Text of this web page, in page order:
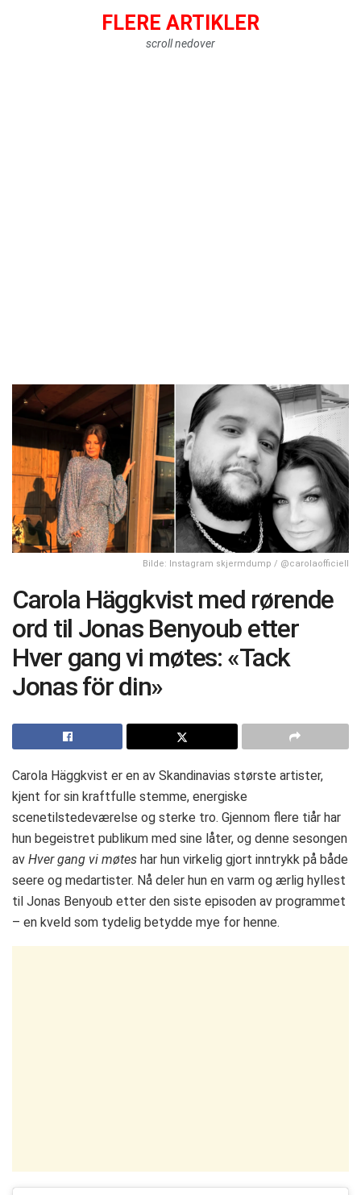
FLERE ARTIKLER
scroll nedover
Bilde: Instagram skjermdump / @carolaofficiell
Carola Häggkvist med rørende
ord til Jonas Benyoub etter
Hver gang vi møtes: «Tack
Jonas för din»
Carola Häggkvist er en av Skandinavias største artister,
kjent for sin kraftfulle stemme, energiske
scenetilstedeværelse og sterke tro. Gjennom flere tiår har
hun begeistret publikum med sine låter, og denne sesongen
av Hver gang vi møtes har hun virkelig gjort inntrykk på både
seere og medartister. Nå deler hun en varm og ærlig hyllest
til Jonas Benyoub etter den siste episoden av programmet
– en kveld som tydelig betydde mye for henne.